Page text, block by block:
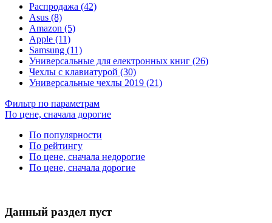
Распродажа (42)
Asus (8)
Amazon (5)
Apple (11)
Samsung (11)
Универсальные для електронных книг (26)
Чехлы с клавиатурой (30)
Универсальные чехлы 2019 (21)
Фильтр по параметрам
По цене, сначала дорогие
По популярности
По рейтингу
По цене, сначала недорогие
По цене, сначала дорогие
Данный раздел пуст